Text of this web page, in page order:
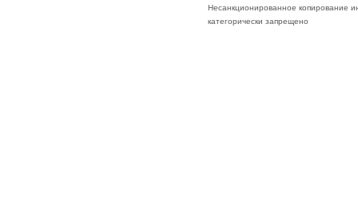
Несанкционированное копирование
категорически запрещено